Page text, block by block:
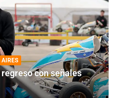
AIRES
regreso con señales